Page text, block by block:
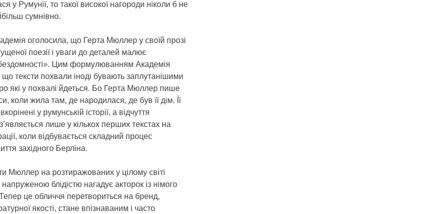
Румунії, то такої високої нагороди ніколи б не
сумнівно.
оголосила, що Герта Мюллер у своїй прозі
поезії і уваги до деталей малює
Цим формулюванням Академія
що тексти похвали іноді бувають заплутанішими
які у похвалі йдеться. Бо Герта Мюллер пише
коли жила там, де народилася, де був її дім. Її
у румунській історії, а відчуття
лише у кількох перших текстах на
коли відбувається складний процес
західного Берліна.
Мюллер на розтиражованих у цілому світі
блідістю нагадує акторок із німого
це обличчя перетвориться на бренд,
якості, стане впізнаваним і часто